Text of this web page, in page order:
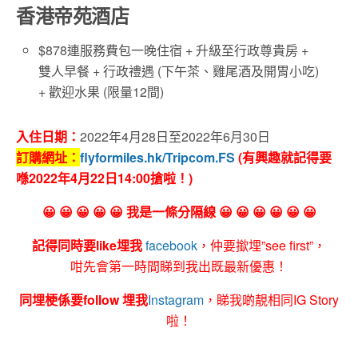
香港帝苑酒店
$878連服務費包一晚住宿 + 升級至行政尊貴房 +
雙人早餐 + 行政禮遇 (下午茶、雞尾酒及開胃小吃)
+ 歡迎水果 (限量12間)
入住日期： 2022年4月28日至2022年6月30日
訂購網址： flyformiles.hk/Tripcom.FS (有興趣就記得要
喺2022年4月22日14:00搶啦！)
😀 😀 😀 😀 😀 我是一條分隔線 😀 😀 😀 😀 😀 😀
記得同時要like埋我facebook ，仲要撳埋”see first”，
咁先會第一時間睇到我出既最新優惠！
同埋梗係要follow 埋我Instagram ，睇我啲靚相同IG Story
啦！